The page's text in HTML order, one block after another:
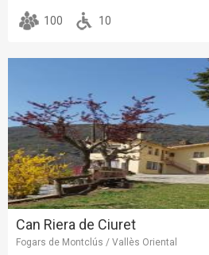
100 10
Can Riera de Ciuret
Fogars de Montclús / Vallès Oriental